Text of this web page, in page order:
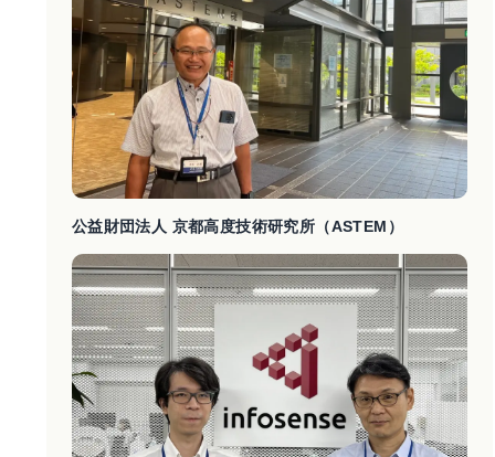
公益財団法人 京都高度技術研究所（ASTEM）